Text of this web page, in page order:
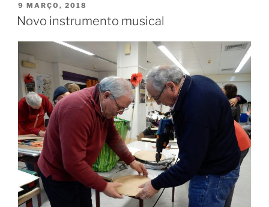
PUBLICADO
EM
9 MARÇO, 2018
Novo instrumento musical